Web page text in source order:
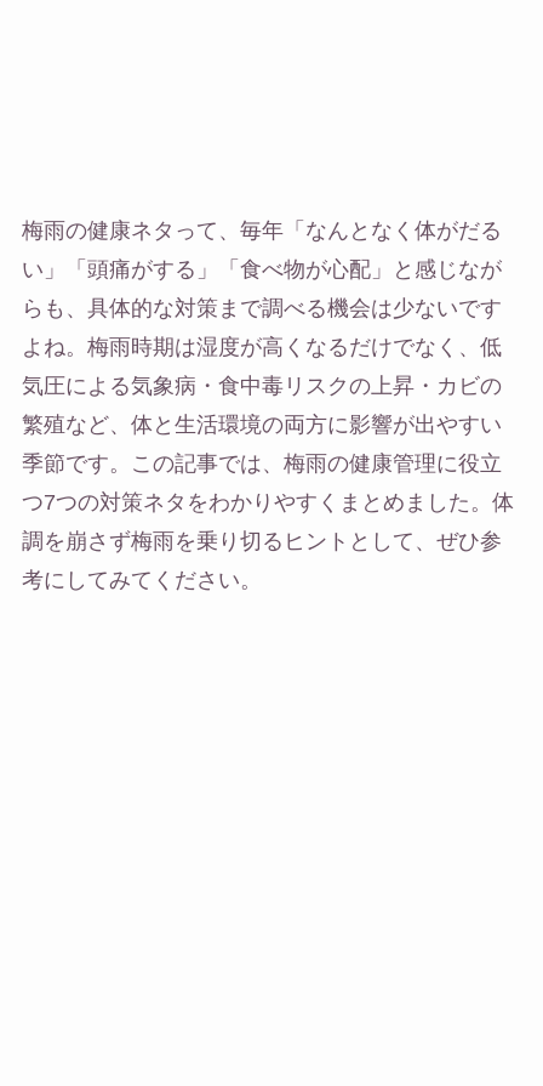
梅雨の健康ネタって、毎年「なんとなく体がだる
い」「頭痛がする」「食べ物が心配」と感じなが
らも、具体的な対策まで調べる機会は少ないです
よね。梅雨時期は湿度が高くなるだけでなく、低
気圧による気象病・食中毒リスクの上昇・カビの
繁殖など、体と生活環境の両方に影響が出やすい
季節です。この記事では、梅雨の健康管理に役立
つ7つの対策ネタをわかりやすくまとめました。体
調を崩さず梅雨を乗り切るヒントとして、ぜひ参
考にしてみてください。